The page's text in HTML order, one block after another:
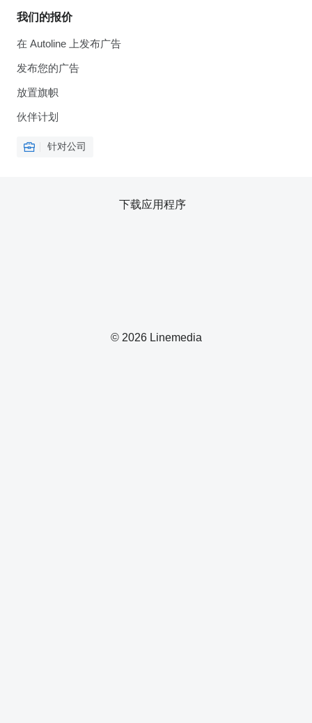
我们的报价
在 Autoline 上发布广告
发布您的广告
放置旗帜
伙伴计划
针对公司
© 2026 Linemedia
下载应用程序